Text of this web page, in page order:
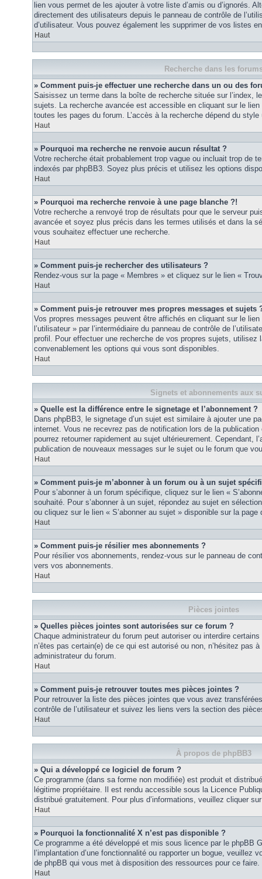
lien vous permet de les ajouter à votre liste d’amis ou d’ignorés.
directement des utilisateurs depuis le panneau de contrôle de
d’utilisateur. Vous pouvez également les supprimer de vos listes
Haut
Recherche dans les
» Comment puis-je effectuer une recherche dans un ou des
Saisissez un terme dans la boîte de recherche située sur l’index,
sujets. La recherche avancée est accessible en cliquant sur le
toutes les pages du forum. L’accès à la recherche dépend du style
Haut
» Pourquoi ma recherche ne renvoie aucun résultat ?
Votre recherche était probablement trop vague ou incluait trop de
indexés par phpBB3. Soyez plus précis et utilisez les options
Haut
» Pourquoi ma recherche renvoie à une page blanche ?!
Votre recherche a renvoyé trop de résultats pour que le serveur
avancée et soyez plus précis dans les termes utilisés et dans la
vous souhaitez effectuer une recherche.
Haut
» Comment puis-je rechercher des utilisateurs ?
Rendez-vous sur la page « Membres » et cliquez sur le lien «
Haut
» Comment puis-je retrouver mes propres messages et sujets
Vos propres messages peuvent être affichés en cliquant sur le
l’utilisateur » par l’intermédiaire du panneau de contrôle de
profil. Pour effectuer une recherche de vos propres sujets, utilisez
convenablement les options qui vous sont disponibles.
Haut
Signets et abonnements aux
» Quelle est la différence entre le signetage et l’abonnement ?
Dans phpBB3, le signetage d’un sujet est similaire à ajouter une
internet. Vous ne recevrez pas de notification lors de la publication
pourrez retourner rapidement au sujet ultérieurement. Cependant,
publication de nouveaux messages sur le sujet ou le forum que
Haut
» Comment puis-je m’abonner à un forum ou à un sujet
Pour s’abonner à un forum spécifique, cliquez sur le lien «
souhaité. Pour s’abonner à un sujet, répondez au sujet en
ou cliquez sur le lien « S’abonner au sujet » disponible sur la page
Haut
» Comment puis-je résilier mes abonnements ?
Pour résilier vos abonnements, rendez-vous sur le panneau de
vers vos abonnements.
Haut
Pièces jointes
» Quelles pièces jointes sont autorisées sur ce forum ?
Chaque administrateur du forum peut autoriser ou interdire
n’êtes pas certain(e) de ce qui est autorisé ou non, n’hésitez pas
administrateur du forum.
Haut
» Comment puis-je retrouver toutes mes pièces jointes ?
Pour retrouver la liste des pièces jointes que vous avez
contrôle de l’utilisateur et suivez les liens vers la section des
Haut
À propos de phpBB3
» Qui a développé ce logiciel de forum ?
Ce programme (dans sa forme non modifiée) est produit et
légitime propriétaire. Il est rendu accessible sous la Licence
distribué gratuitement. Pour plus d’informations, veuillez cliquer
Haut
» Pourquoi la fonctionnalité X n’est pas disponible ?
Ce programme a été développé et mis sous licence par le phpBB
l’implantation d’une fonctionnalité ou rapporter un bogue, veuillez
de phpBB qui vous met à disposition des ressources pour ce faire.
Haut